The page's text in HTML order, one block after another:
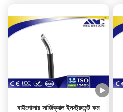
বাইপোলার সার্জিক্যাল ইনস্ট্রুমেন্ট কম